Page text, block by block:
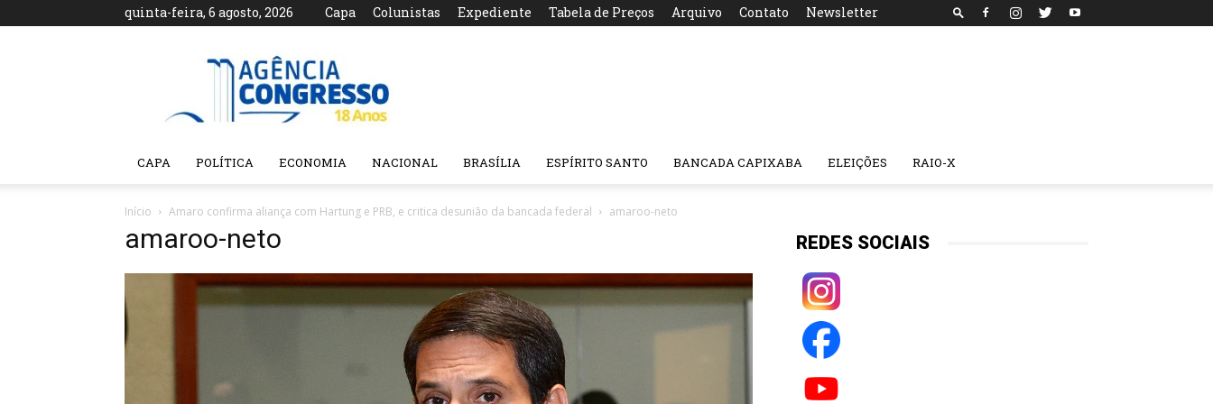
quinta-feira, 6 agosto, 2026 Capa Colunistas Expediente Tabela de Preços Arquivo Contato Newsletter
Agência
CAPA POLÍTICA ECONOMIA NACIONAL BRASÍLIA ESPÍRITO SANTO BANCADA CAPIXABA ELEIÇÕES RAIO-X
Início Amaro confirma aliança com Hartung e PRB, e critica desunião da bancada federal amaroo-neto
amaroo-neto REDES SOCIAIS